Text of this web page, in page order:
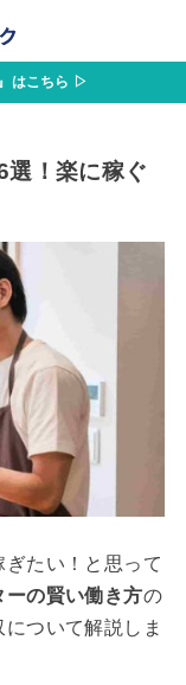
はこちら ▷
選！楽に稼ぐ
たい！と思って
ーの賢い働き方の
ついて解説しま